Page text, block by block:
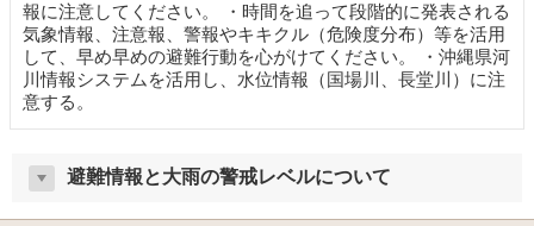
報に注意してください。 ・時間を追って段階的に発表される
気象情報、注意報、警報やキキクル（危険度分布）等を活用
して、早め早めの避難行動を心がけてください。 ・沖縄県河
川情報システムを活用し、水位情報（国場川、長堂川）に注
意する。
避難情報と大雨の警戒レベルについて